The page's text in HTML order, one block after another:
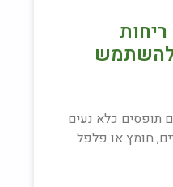
להשתמש
תופסים כלא נעים
חומץ או פלפל